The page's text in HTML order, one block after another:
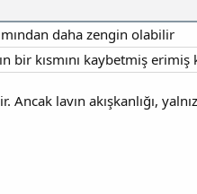
daha zengin olabilir
bir kısmını kaybetmiş erimiş
Ancak lavın akışkanlığı,